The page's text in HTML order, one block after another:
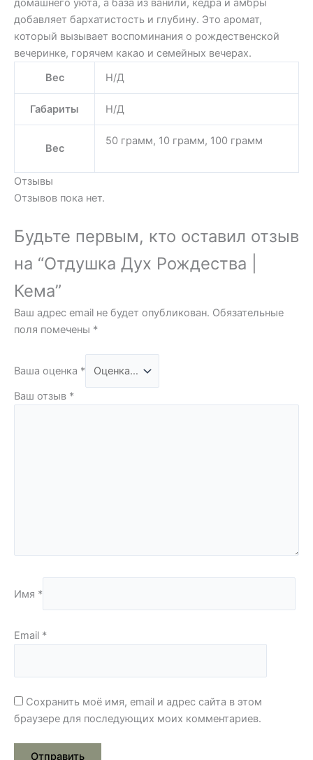
домашнего уюта, а база из ванили, кедра и амбры
добавляет бархатистость и глубину. Это аромат,
который вызывает воспоминания о рождественской
вечеринке, горячем какао и семейных вечерах.
Вес
Н/Д
Габариты Н/Д
Вес
50 грамм, 10 грамм, 100 грамм
Отзывы
Отзывов пока нет.
Будьте первым, кто оставил отзыв
на “Отдушка Дух Рождества |
Кема”
Ваш адрес email не будет опубликован. Обязательные
поля помечены *
Ваша оценка *
Ваш отзыв *
Имя *
Email *
Сохранить моё имя, email и адрес сайта в этом
браузере для последующих моих комментариев.